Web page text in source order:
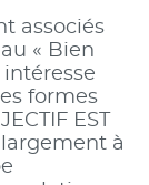
associés
« Bien
formes
EST
à